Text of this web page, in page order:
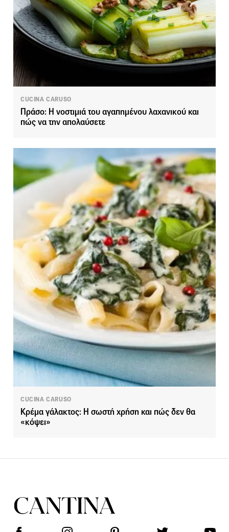
CUCINA CARUSO
Πράσο: Η νοστιμιά του αγαπημένου λαχανικού και
πώς να την απολαύσετε
CUCINA CARUSO
Κρέμα γάλακτος: Η σωστή χρήση και πώς δεν θα
«κόψει»